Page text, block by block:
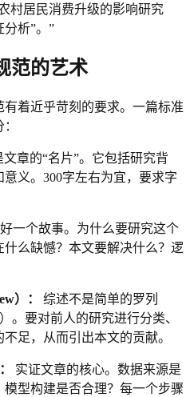
村居民消费升级的影响研究
析”。”
范的艺术
着近乎苛刻的要求。一篇标准
文章的“名片”。它包括研究背
义。300字左右为宜，要求字
一个故事。为什么要研究这个
么缺憾？本文要解决什么？逻
）：
综述不是简单的罗列
。要对前人的研究进行分类、
足，从而引出本文的贡献。
实证文章的核心。数据来源是
型构建是否合理？每一个步骤